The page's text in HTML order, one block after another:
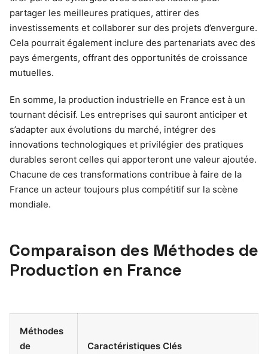
partager les meilleures pratiques, attirer des
investissements et collaborer sur des projets d’envergure.
Cela pourrait également inclure des partenariats avec des
pays émergents, offrant des opportunités de croissance
mutuelles.
En somme, la production industrielle en France est à un
tournant décisif. Les entreprises qui sauront anticiper et
s’adapter aux évolutions du marché, intégrer des
innovations technologiques et privilégier des pratiques
durables seront celles qui apporteront une valeur ajoutée.
Chacune de ces transformations contribue à faire de la
France un acteur toujours plus compétitif sur la scène
mondiale.
Comparaison des Méthodes de
Production en France
Méthodes
de
Caractéristiques Clés